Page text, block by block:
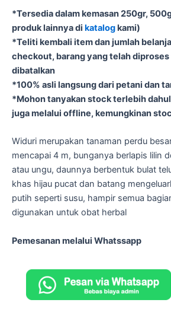
*Tersedia dalam kemasan 250gr,
produk lainnya di katalogkami)
*Teliti kembali item dan jumlah
checkout, barang yang telah
dibatalkan
*100% asli langsung dari petani dan
*Mohon tanyakan stock terlebih
juga melalui offline, kemungkinan
Widuri merupakan tanaman perdu
mencapai 4 m, bunganya berlapis lilin
atau ungu, daunnya berbentuk bulat
khas hijau pucat dan batang
putih seperti susu, hampir semua
digunakan untuk obat herbal
Pemesanan melalui Whatssapp